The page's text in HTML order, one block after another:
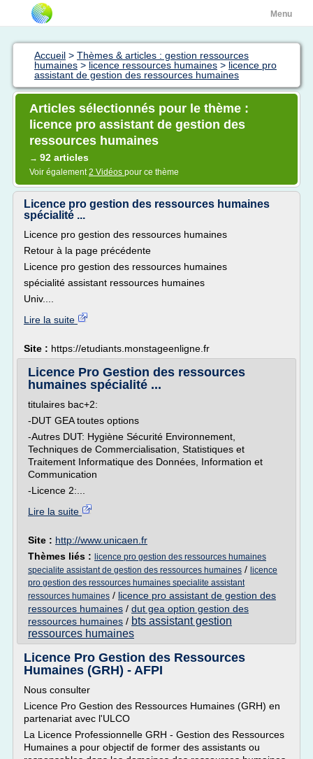
Menu
Accueil > Thèmes & articles : gestion ressources
humaines > licence ressources humaines > licence pro
assistant de gestion des ressources humaines
Articles sélectionnés pour le thème :
licence pro assistant de gestion des
ressources humaines
→ 92 articles
Voir également2 Vidéos pour ce thème
Licence pro gestion des ressources humaines
spécialité ...
Licence pro gestion des ressources humaines
Retour à la page précédente
Licence pro gestion des ressources humaines
spécialité assistant ressources humaines
Univ....
Lire la suite
Site : https://etudiants.monstageenligne.fr
Licence Pro Gestion des ressources
humaines spécialité ...
titulaires bac+2:
-DUT GEA toutes options
-Autres DUT: Hygiène Sécurité Environnement,
Techniques de Commercialisation, Statistiques et
Traitement Informatique des Données, Information et
Communication
-Licence 2:...
Lire la suite
Site : http://www.unicaen.fr
Thèmes liés : licence pro gestion des ressources humaines
specialite assistant de gestion des ressources humaines / licence
pro gestion des ressources humaines specialite assistant
ressources humaines / licence pro assistant de gestion des
ressources humaines / dut gea option gestion des
ressources humaines / bts assistant gestion
ressources humaines
Licence Pro Gestion des Ressources
Humaines (GRH) - AFPI
Nous consulter
Licence Pro Gestion des Ressources Humaines (GRH) en
partenariat avec l'ULCO
La Licence Professionnelle GRH - Gestion des Ressources
Humaines a pour objectif de former des assistants ou